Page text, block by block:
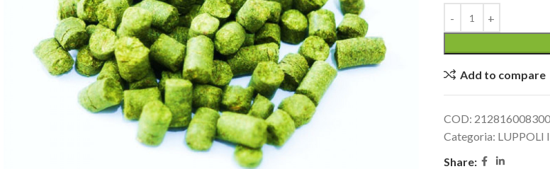
Add to compare
COD: 212816008300
Categoria: LUPPOLI
Share: